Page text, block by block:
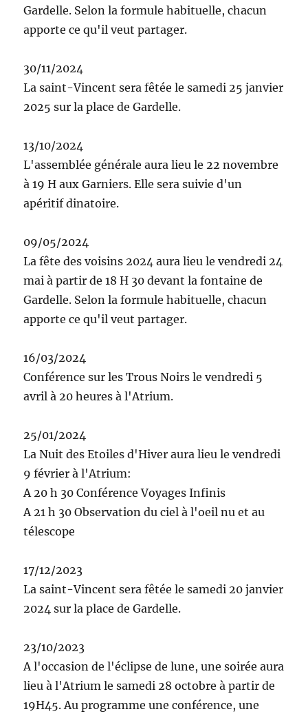
Gardelle. Selon la formule habituelle, chacun
apporte ce qu'il veut partager.
30/11/2024
La saint-Vincent sera fêtée le samedi 25 janvier
2025 sur la place de Gardelle.
13/10/2024
L'assemblée générale aura lieu le 22 novembre
à 19 H aux Garniers. Elle sera suivie d'un
apéritif dinatoire.
09/05/2024
La fête des voisins 2024 aura lieu le vendredi 24
mai à partir de 18 H 30 devant la fontaine de
Gardelle. Selon la formule habituelle, chacun
apporte ce qu'il veut partager.
16/03/2024
Conférence sur les Trous Noirs le vendredi 5
avril à 20 heures à l'Atrium.
25/01/2024
La Nuit des Etoiles d'Hiver aura lieu le vendredi
9 février à l'Atrium:
A 20 h 30 Conférence Voyages Infinis
A 21 h 30 Observation du ciel à l'oeil nu et au
télescope
17/12/2023
La saint-Vincent sera fêtée le samedi 20 janvier
2024 sur la place de Gardelle.
23/10/2023
A l'occasion de l'éclipse de lune, une soirée aura
lieu à l'Atrium le samedi 28 octobre à partir de
19H45. Au programme une conférence, une